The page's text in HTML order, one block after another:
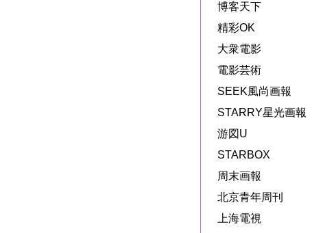
博客天下
精彩OK
大衆電影
電影芸術
SEEK風尚画報
STARRY星光画報
游図U
STARBOX
周末画報
北京青年周刊
上海電視